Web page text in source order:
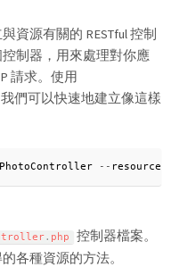
資源有關的 RESTful 控制
制器，用來處理對你應
請求。使用
們可以快速地建立像這樣
-- resource
. php
控制器檔案。
各種資源的方法。